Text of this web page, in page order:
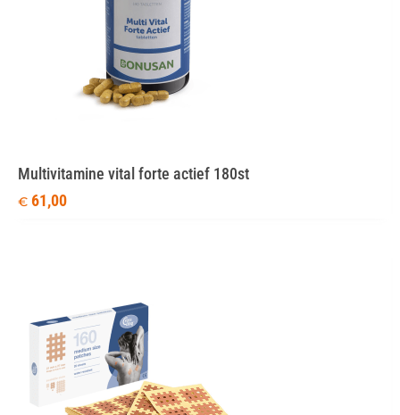
Multivitamine vital forte actief 180st
€ 61,00